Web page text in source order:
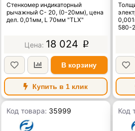
Стенкомер индикаторный
рычажный С- 20, (0-20мм), цена
дел. 0,01мм, L 70мм "TLX"
18 024 p
В корзину
Купить в 1 клик
580-
Код товара: 35999 Код